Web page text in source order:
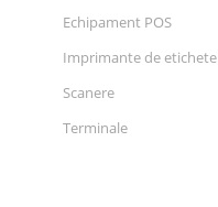
Echipament POS
Imprimante de etichete
Scanere
Terminale